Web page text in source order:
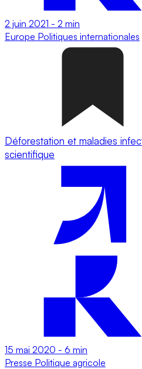
2 juin 2021 - 2 min
Europe Politiques internationales
Déforestation et maladies
scientifique
15 mai 2020 - 6 min
Presse Politique agricole